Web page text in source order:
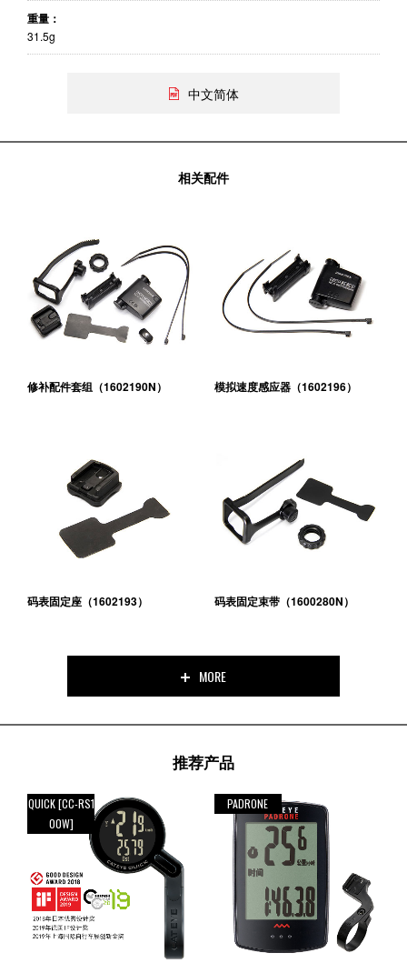
重量：
31.5g
中文简体
相关配件
修补配件套组（1602190N） 模拟速度感应器（1602196）
码表固定座（1602193） 码表固定束带（1600280N）
MORE
推荐产品
QUICK [CC-RS1
00W]
PADRONE